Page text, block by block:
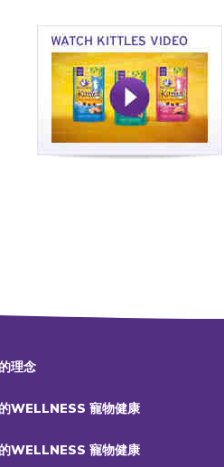
理念
WELLNESS 寵物健康
WELLNESS 寵物健康